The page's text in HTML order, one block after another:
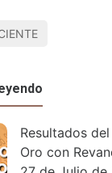
Resultados
Oro con